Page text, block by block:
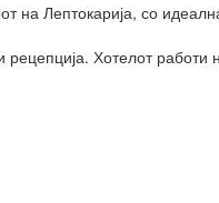
на Лептокарија, со
Хотелот работи